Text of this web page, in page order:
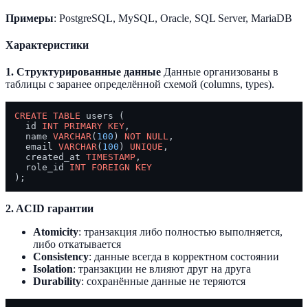
Примеры: PostgreSQL, MySQL, Oracle, SQL Server, MariaDB
Характеристики
1. Структурированные данные Данные организованы в
таблицы с заранее определённой схемой (columns, types).
CREATE TABLE users (
  id
INT PRIMARY KEY ,
  name
VARCHAR( 100 ) NOT NULL ,
  email
VARCHAR( 100 ) UNIQUE ,
  created_at
TIMESTAMP ,
  role_id
INT FOREIGN KEY
2. ACID гарантии
Atomicity: транзакция либо полностью выполняется,
либо откатывается
Consistency: данные всегда в корректном состоянии
Isolation: транзакции не влияют друг на друга
Durability: сохранённые данные не теряются